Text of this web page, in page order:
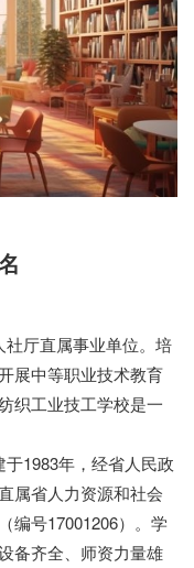
社厅直属事业单位。培
展中等职业技术教育
织工业技工学校是一
1983年，经省人民政
属省人力资源和社会
编号17001206）。学
备齐全、师资力量雄